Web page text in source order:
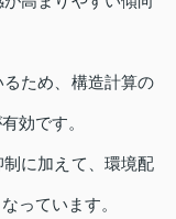
ため、構造計算の
効です。
に加えて、環境配
っています。